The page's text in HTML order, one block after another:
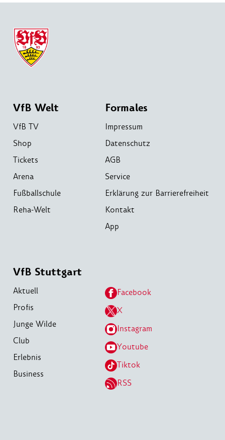
VfB Welt
VfB TV
Shop
Tickets
Arena
Fußballschule
Reha-Welt
Formales
Impressum
Datenschutz
AGB
Service
Erklärung zur Barrierefreiheit
Kontakt
App
VfB Stuttgart
Aktuell
Profis
Junge Wilde
Club
Erlebnis
Business
Facebook
X
Instagram
Youtube
Tiktok
RSS